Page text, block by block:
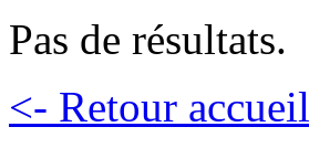
Pas de résultats.
<- Retour accueil